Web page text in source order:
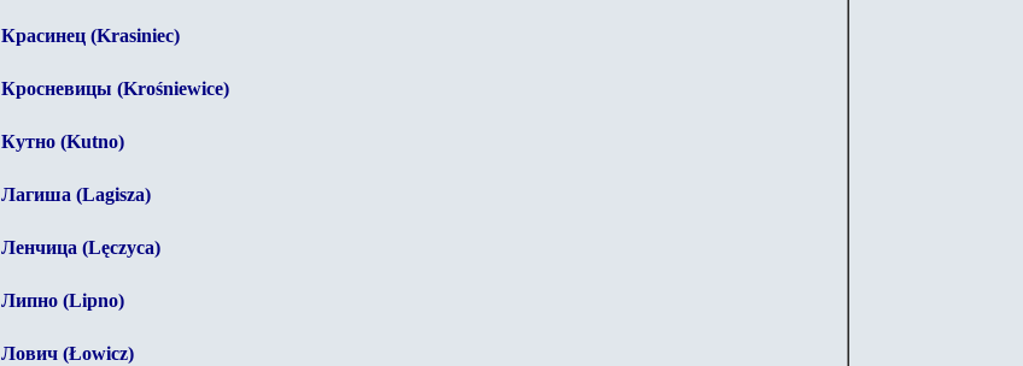
Красинец (Krasiniec)
Кросневицы (Krośniewice)
Кутно (Kutno)
Лагиша (Lagisza)
Ленчица (Lęczyca)
Липно (Lipno)
Лович (Łowicz)